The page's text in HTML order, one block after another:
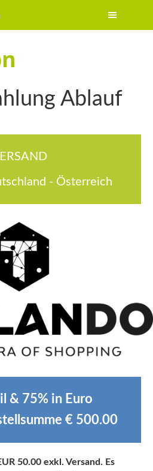
Ablauf
- Österreich
& 75% in Euro
€ 500.00
50.00 exkl. Versand. Es